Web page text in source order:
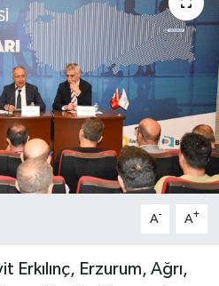
A- A+
Erkılınç, Erzurum, Ağrı,